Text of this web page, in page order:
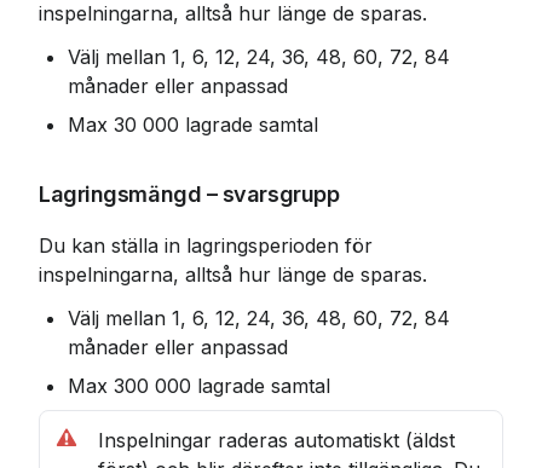
inspelningarna, alltså hur länge de sparas.
Välj mellan 1, 6, 12, 24, 36, 48, 60, 72, 84
månader eller anpassad
Max 30 000 lagrade samtal
Lagringsmängd – svarsgrupp
Du kan ställa in lagringsperioden för
inspelningarna, alltså hur länge de sparas.
Välj mellan 1, 6, 12, 24, 36, 48, 60, 72, 84
månader eller anpassad
Max 300 000 lagrade samtal
Inspelningar raderas automatiskt (äldst